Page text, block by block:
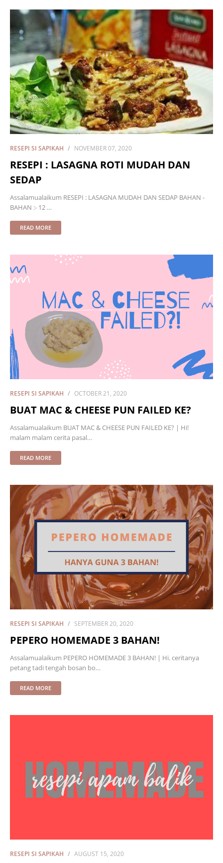
RESEPI SI SAPIKAH NOVEMBER 07, 2020
RESEPI : LASAGNA ROTI MUDAH DAN
SEDAP
Assalamualaikum RESEPI : LASAGNA MUDAH DAN SEDAP BAHAN -
BAHAN :- 12 …
READ MORE
RESEPI SI SAPIKAH OCTOBER 21, 2020
BUAT MAC & CHEESE PUN FAILED KE?
Assalamualaikum BUAT MAC & CHEESE PUN FAILED KE? | Hi!
malam malam cerita pasal…
READ MORE
RESEPI SI SAPIKAH SEPTEMBER 20, 2020
PEPERO HOMEMADE 3 BAHAN!
Assalamualaikum PEPERO HOMEMADE 3 BAHAN! | Hi. ceritanya
petang tadi tengah bosan bo…
READ MORE
RESEPI SI SAPIKAH AUGUST 15, 2020